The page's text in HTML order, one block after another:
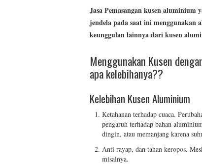
JasaPemasangan kusen aluminium
jendela pada saat ini menggunakan
keunggulan lainnya dari kusen
Menggunakan Kusen
apa kelebihanya??
Kelebihan Kusen Aluminium
Ketahanan terhadap cuaca.
pengaruh terhadap bahan
dingin, atau memanjang karena
Anti rayap, dan tahan keropos.
misalnya.